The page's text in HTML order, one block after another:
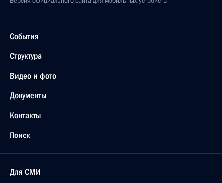
События
Структура
Видео и фото
Документы
Контакты
Поиск
Для СМИ